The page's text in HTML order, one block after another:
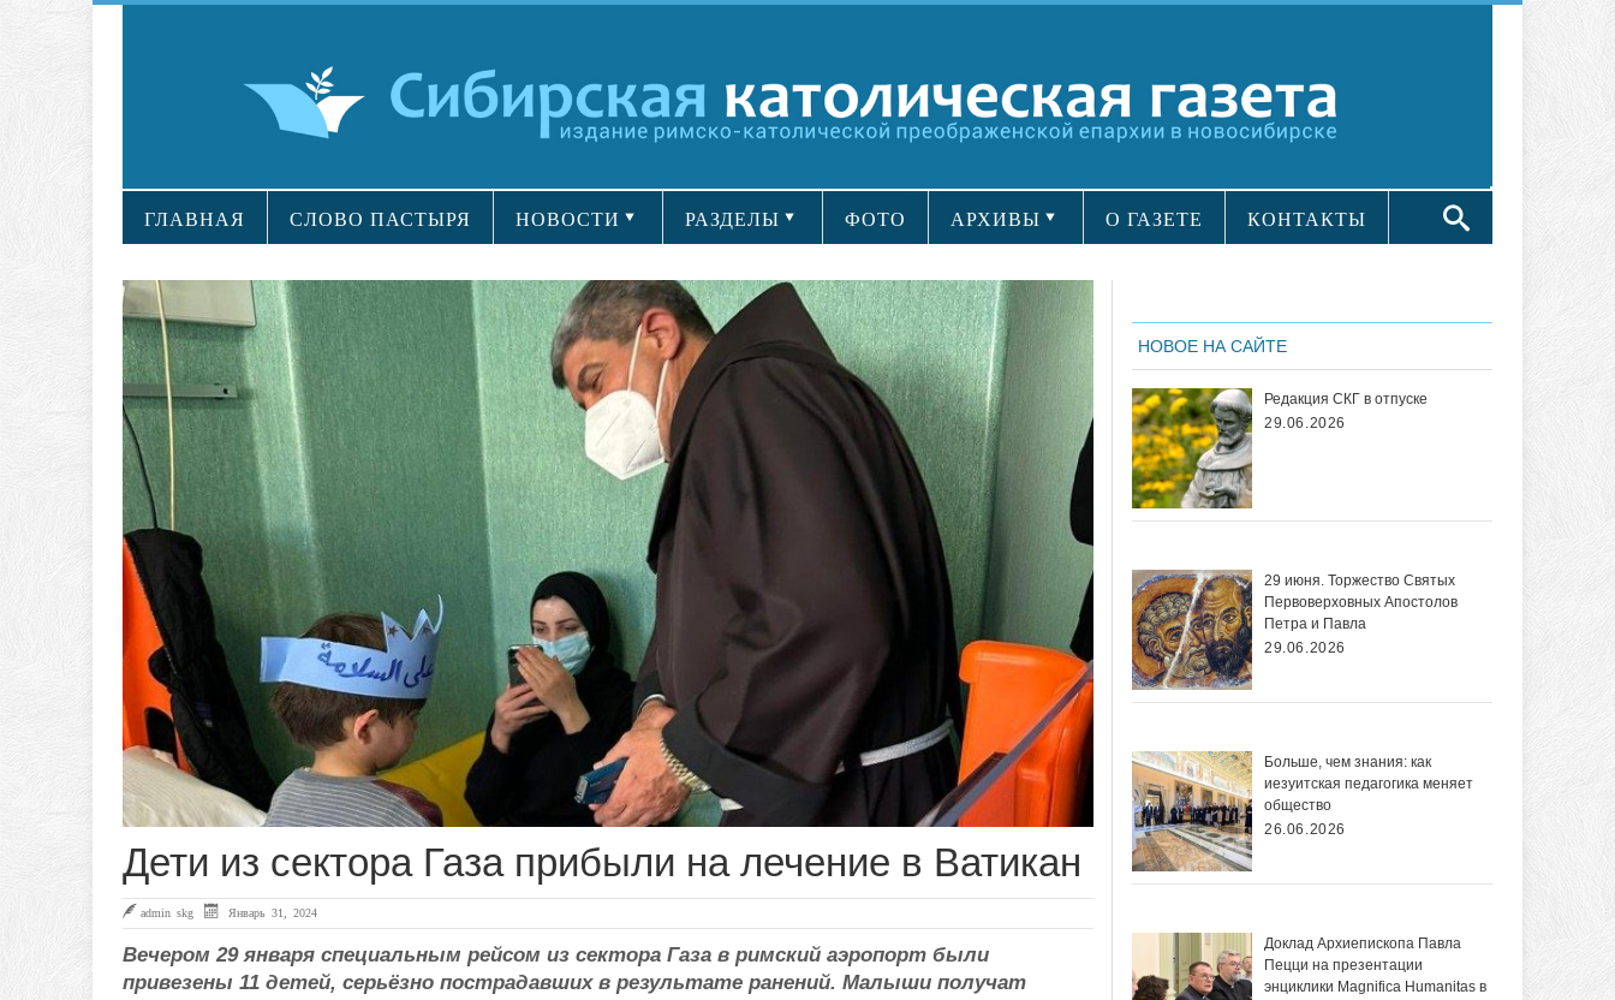
ГЛАВНАЯ СЛОВО ПАСТЫРЯ НОВОСТИ РАЗДЕЛЫ ФОТО АРХИВЫ О ГАЗЕТЕ КОНТАКТЫ
Дети из сектора Газa прибыли на лечение в Ватикан
admin skg Январь 31, 2024
Вечером 29 января специальным рейсом из сектора Газa в римский аэропорт были
привезены 11 детей, серьёзно пострадавших в результате ранений. Малыши получат
НОВОЕ НА САЙТЕ
Редакция СКГ в отпуске
29.06.2026
29 июня. Торжество Святых
Первоверховных Апостолов
Петра и Павла
29.06.2026
Больше, чем знания: как
иезуитская педагогика меняет
общество
26.06.2026
Доклад Архиепископа Павла
Пецци на презентации
энциклики Magnifica Нumanitas в